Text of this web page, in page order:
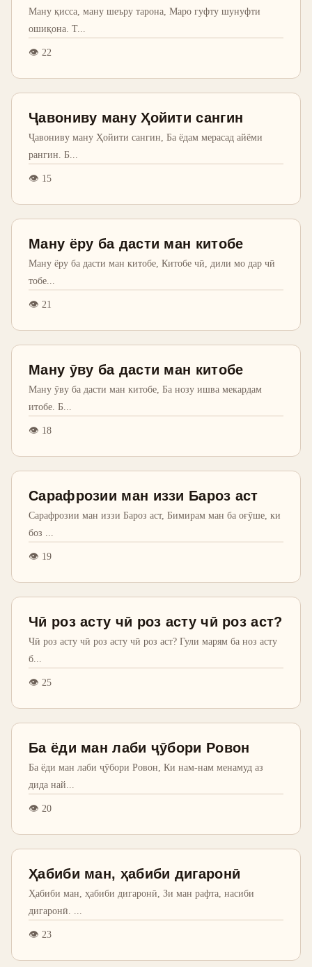
Ману қисса, ману шеъру тарона, Маро гуфту шунуфти
ошиқона. Т...
👁 22
Ҷавониву ману Ҳойити сангин
Ҷавониву ману Ҳойити сангин, Ба ёдам мерасад айёми
рангин. Б
👁 15
Ману ёру ба дасти ман китобе
Ману ёру ба дасти ман китобе, Китобе чӣ, дили мо дар чӣ
тобе
👁 21
Ману ӯву ба дасти ман китобе
Ману ӯву ба дасти ман китобе, Ба нозу ишва мекардам
итобе. Б
👁 18
Сарафрозии ман иззи Бароз аст
Сарафрозии ман иззи Бароз аст, Бимирам ман ба оғӯше, ки
боз
👁 19
Чӣ роз асту чӣ роз асту чӣ роз аст?
Чӣ роз асту чӣ роз асту чӣ роз аст? Гули марям ба ноз асту
б
👁 25
Ба ёди ман лаби ҷӯбори Ровон
Ба ёди ман лаби ҷӯбори Ровон, Ки нам-нам менамуд аз
дида най
👁 20
Ҳабиби ман, ҳабиби дигаронӣ
Ҳабиби ман, ҳабиби дигаронӣ, Зи ман рафта, насиби
дигаронӣ.
👁 23